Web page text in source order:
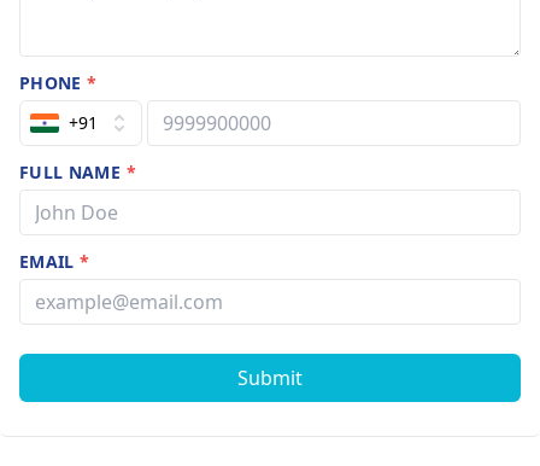
PHONE*
+91
FULL NAME *
EMAIL*
Submit